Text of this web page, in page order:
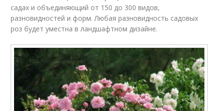
садах и объединяющий от 150 до 300 видов,
разновидностей и форм. Любая разновидность садовых
роз будет уместна в ландшафтном дизайне.